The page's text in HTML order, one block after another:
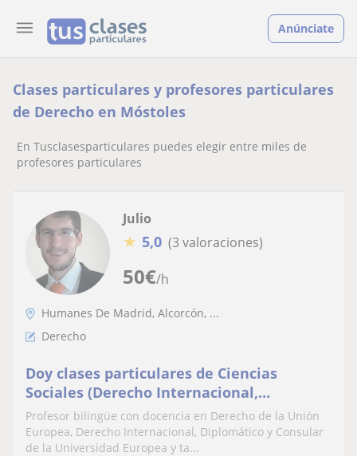
Anúnciate
Clases particulares y profesores particulares
de Derecho en Móstoles
En Tusclasesparticulares puedes elegir entre miles de
profesores particulares
50€/h
Julio
★ 5,0 (3 valoraciones)
Humanes De Madrid, Alcorcón, ...
Derecho
Doy clases particulares de Ciencias
Sociales (Derecho Internacional,
comunitario, Relaciones Internacionales,
Historia...))
Profesor bilingüe con docencia en Derecho de la Unión
Europea, Derecho Internacional, Diplomático y Consular
de la Universidad Europea y ta...